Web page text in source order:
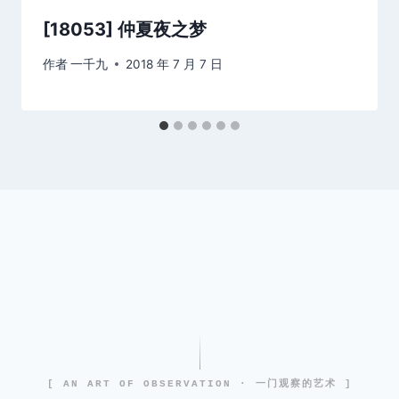
[18053] 仲夏夜之梦
作者一千九 2018 年 7 月 7 日
[ AN ART OF OBSERVATION · 一门观察的艺术 ]